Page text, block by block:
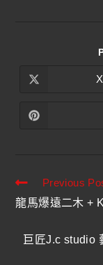
X
Previous
龍馬爆遠二木 +
巨匠J.c studio